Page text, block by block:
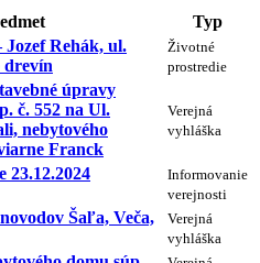
Typ
Jozef Rehák, ul.
drevín
Životné
prostredie
úpravy
č. 552 na Ul.
nebytového
Franck
Verejná
vyhláška
23.12.2024
Informovanie
verejnosti
Šaľa, Veča,
Verejná
vyhláška